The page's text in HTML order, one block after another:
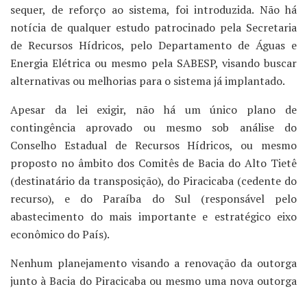
sequer, de reforço ao sistema, foi introduzida. Não há
notícia de qualquer estudo patrocinado pela Secretaria
de Recursos Hídricos, pelo Departamento de Águas e
Energia Elétrica ou mesmo pela SABESP, visando buscar
alternativas ou melhorias para o sistema já implantado.
Apesar da lei exigir, não há um único plano de
contingência aprovado ou mesmo sob análise do
Conselho Estadual de Recursos Hídricos, ou mesmo
proposto no âmbito dos Comitês de Bacia do Alto Tietê
(destinatário da transposição), do Piracicaba (cedente do
recurso), e do Paraíba do Sul (responsável pelo
abastecimento do mais importante e estratégico eixo
econômico do País).
Nenhum planejamento visando a renovação da outorga
junto à Bacia do Piracicaba ou mesmo uma nova outorga